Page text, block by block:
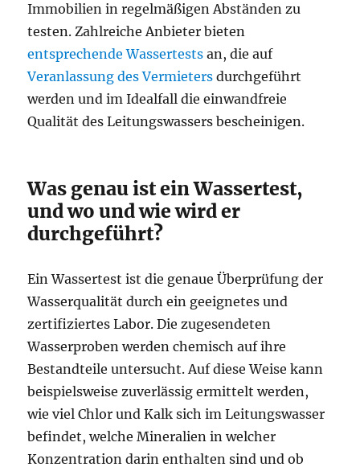
Immobilien in regelmäßigen Abständen zu
testen. Zahlreiche Anbieter bieten
entsprechende Wassertests an, die auf
Veranlassung des Vermieters durchgeführt
werden und im Idealfall die einwandfreie
Qualität des Leitungswassers bescheinigen.
Was genau ist ein Wassertest,
und wo und wie wird er
durchgeführt?
Ein Wassertest ist die genaue Überprüfung der
Wasserqualität durch ein geeignetes und
zertifiziertes Labor. Die zugesendeten
Wasserproben werden chemisch auf ihre
Bestandteile untersucht. Auf diese Weise kann
beispielsweise zuverlässig ermittelt werden,
wie viel Chlor und Kalk sich im Leitungswasser
befindet, welche Mineralien in welcher
Konzentration darin enthalten sind und ob